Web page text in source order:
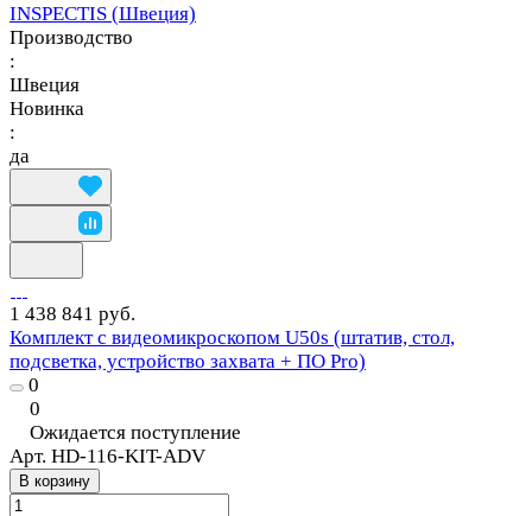
INSPECTIS (Швеция)
Производство
:
Швеция
Новинка
:
да
1 438 841 руб.
Комплект с видеомикроскопом U50s (штатив, стол,
подсветка, устройство захвата + ПО Pro)
0
0
Ожидается поступление
Арт. HD-116-KIT-ADV
В корзину